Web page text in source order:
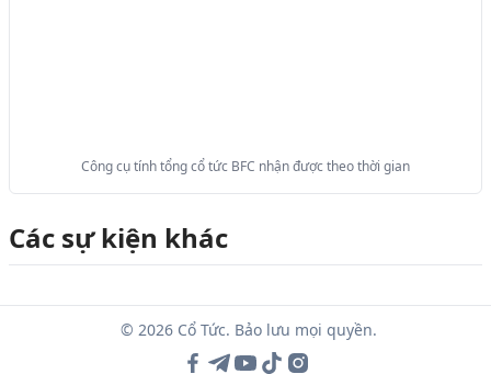
Công cụ tính tổng cổ tức BFC nhận được theo thời gian
Các sự kiện khác
© 2026 Cổ Tức. Bảo lưu mọi quyền.